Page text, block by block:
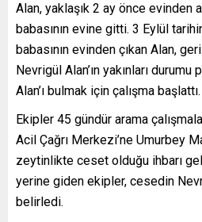
Alan, yaklaşık 2 ay önce evinden
babasının evine gitti. 3 Eylül
babasının evinden çıkan Alan,
Nevrigül Alan’ın yakınları
Alan’ı bulmak için çalışma başlattı.
Ekipler 45 gündür arama
Acil Çağrı Merkezi’ne Umurbey
zeytinlikte ceset olduğu ihbarı
yerine giden ekipler, cesedin
belirledi.